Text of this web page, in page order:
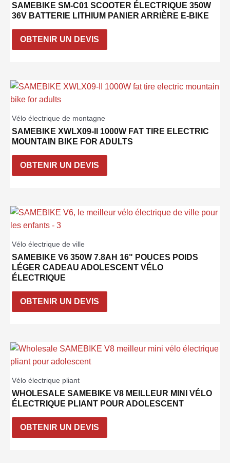
SAMEBIKE SM-C01 SCOOTER ÉLECTRIQUE 350W
36V BATTERIE LITHIUM PANIER ARRIÈRE E-BIKE
OBTENIR UN DEVIS
Vélo électrique de montagne
SAMEBIKE XWLX09-II 1000W FAT TIRE ELECTRIC
MOUNTAIN BIKE FOR ADULTS
OBTENIR UN DEVIS
Vélo électrique de ville
SAMEBIKE V6 350W 7.8AH 16" POUCES POIDS
LÉGER CADEAU ADOLESCENT VÉLO
ÉLECTRIQUE
OBTENIR UN DEVIS
Vélo électrique pliant
WHOLESALE SAMEBIKE V8 MEILLEUR MINI VÉLO
ÉLECTRIQUE PLIANT POUR ADOLESCENT
OBTENIR UN DEVIS